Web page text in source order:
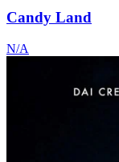
Candy Land
N/A